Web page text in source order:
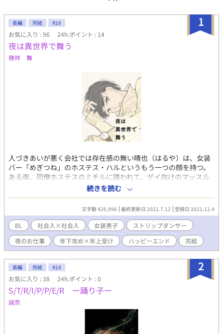
1
長編 完結 R18
お気に入り : 96 24h.ポイント : 14
夜は異世界で舞う
穂祥 舞
人づきあいが悪く会社では存在感の無い晴也（はるや）は、女装
バー「めぎつね」のホステス・ハルというもう一つの顔を持つ。
ある夜、同僚ホステスのミチルに誘われて、ゲイ向けのマッスル
ダンスを観た晴也は、ダンサーのショウに心惹かれる。ところが
ショウこと晶（あきら）は、晴也の会社の取引先の社員で、商談
に訪れた時に、何故か晴也に交際を迫って来る。ノンケで恋愛経
験ゼロの晴也は、晶をどうあしらっていいか分からず大混乱し
て……。やや腹黒わんこダンサー×ツンデレ気味女装男子、昼間
は冴えないサラリーマン二人の、恋の話。 ☆エブリスタにも掲
載中です。 ★リバではありませんが、晶がサービス精神旺盛な
ため、たまに攻めらしくない行動をとります！ ☆この物語はフ
ィクションです。実在する個人・団体とは何ら関係ございませ
ん。
続きを読む
文字数 426,996 最終更新日 2022.7.12 登録日 2021.12.4
BL 社会人×社会人 女装男子
ストリップダンサー
夜のお仕事
年下攻め×年上受け ハッピーエンド 完結
2
長編 完結 R18
お気に入り : 38 24h.ポイント : 0
S/T/R/I/P/P/E/R ー踊り子ー
誠奈